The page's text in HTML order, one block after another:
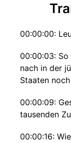
00:00:00:
00:00:03:
nach in der
Staaten
00:00:09:
tausenden
00:00:16: